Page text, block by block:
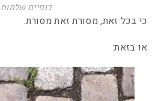
כנפיים שלמות
כי בכל זאת, מסורת זאת מסורת.
או בזאת: